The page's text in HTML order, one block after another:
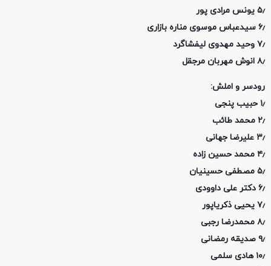
۵٫ یونس مرادی پور
۶٫ سیدعباس موسوی مناره بازاری
۷٫ وحید مهدوی لیفشاگرد
۸٫ انوش مهربان مرجقل
رودسر و املش:
۱٫ حبیب پنجی
۲٫ محمد طائب
۳٫ علیرضا جهانی
۴٫ محمد حسین زاده
۵٫ مصطفی حسینیان
۶٫ دکتر علی داوودی
۷٫ یحیی ذکریاپور
۸٫ محمدرضا رجبی
۹٫ صدیقه رمضانی
۱۰٫ هادی سلمی